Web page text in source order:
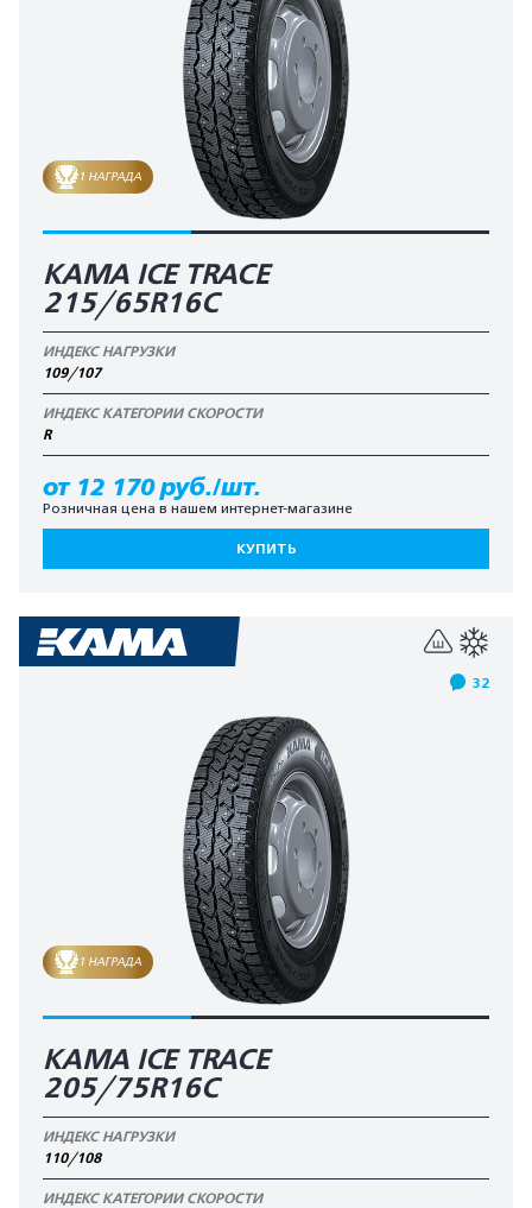
1 НАГРАДА
КАМА ICE TRACE
215/65R16C
ИНДЕКС НАГРУЗКИ
109/107
ИНДЕКС КАТЕГОРИИ СКОРОСТИ
R
от 12 170 руб./шт.
Розничная цена в нашем интернет-магазине
КУПИТЬ
32
1 НАГРАДА
КАМА ICE TRACE
205/75R16C
ИНДЕКС НАГРУЗКИ
110/108
ИНДЕКС КАТЕГОРИИ СКОРОСТИ